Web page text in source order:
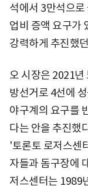
석에서 3만석으
업비 증액 요구가
강력하게 추진했
오 시장은 2021년
방선거로 4선에
야구계의 요구를
다는 안을 추진했
'토론토 로저스센
자들과 돔구장에
저스센터는 1989